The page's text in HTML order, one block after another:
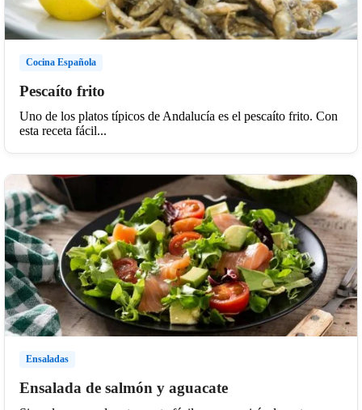
Cocina Española
Pescaíto frito
Uno de los platos típicos de Andalucía es el pescaíto frito. Con
esta receta fácil...
Ensaladas
Ensalada de salmón y aguacate